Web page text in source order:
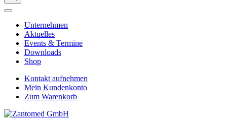
Unternehmen
Aktuelles
Events & Termine
Downloads
Shop
Kontakt aufnehmen
Mein Kundenkonto
Zum Warenkorb